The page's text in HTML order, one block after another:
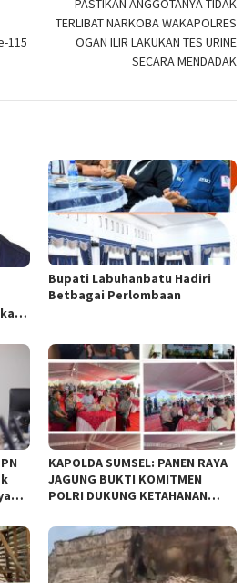
115
PASTIKAN ANGGOTANYA TIDAK
TERLIBAT NARKOBA WAKAPOLRES
OGAN ILIR LAKUKAN TES URINE
SECARA MENDADAK
Bupati Labuhanbatu Hadiri
Betbagai Perlombaan
KAPOLDA SUMSEL: PANEN RAYA
JAGUNG BUKTI KOMITMEN
POLRI DUKUNG KETAHANAN